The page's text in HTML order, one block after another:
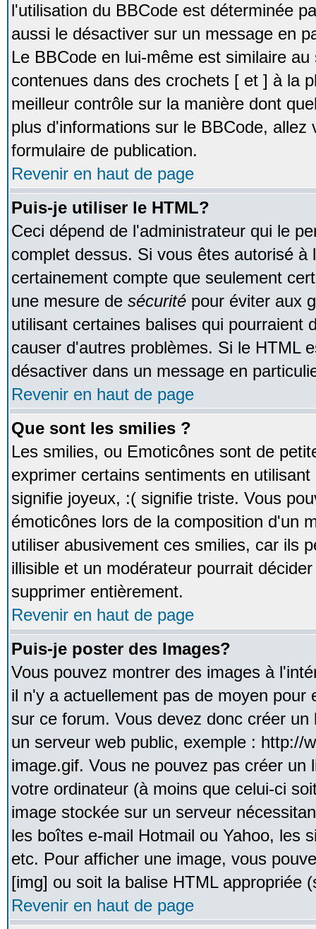
l'utilisation du BBCode est déterminée
aussi le désactiver sur un message en
Le BBCode en lui-même est similaire
contenues dans des crochets [ et ] à la
meilleur contrôle sur la manière dont
plus d'informations sur le BBCode,
formulaire de publication.
Revenir en haut de page
Puis-je utiliser le HTML?
Ceci dépend de l'administrateur qui le
complet dessus. Si vous êtes autorisé à
certainement compte que seulement
une mesure de sécurité pour éviter aux
utilisant certaines balises qui pourraient
causer d'autres problèmes. Si le HTML
désactiver dans un message en
Revenir en haut de page
Que sont les smilies ?
Les smilies, ou Emoticônes sont de
exprimer certains sentiments en
signifie joyeux, :( signifie triste. Vous
émoticônes lors de la composition d'un
utiliser abusivement ces smilies, car ils
illisible et un modérateur pourrait
supprimer entièrement.
Revenir en haut de page
Puis-je poster des Images?
Vous pouvez montrer des images à
il n'y a actuellement pas de moyen pour
sur ce forum. Vous devez donc créer
un serveur web public, exemple : http://
image.gif. Vous ne pouvez pas créer un
votre ordinateur (à moins que celui-ci
image stockée sur un serveur
les boîtes e-mail Hotmail ou Yahoo, les
etc. Pour afficher une image, vous
[img] ou soit la balise HTML appropriée
Revenir en haut de page